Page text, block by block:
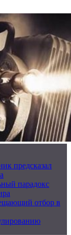
предсказал
парадокс
отбор в